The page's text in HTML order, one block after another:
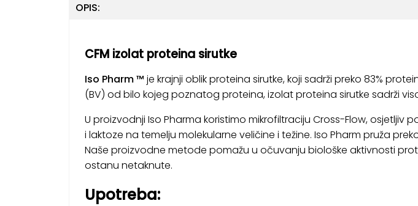
OPIS:
CFM izolat proteina sirutke
Iso Pharm ™ je krajnji oblik proteina sirutke, koji sadrži preko 83%
(BV) od bilo kojeg poznatog proteina, izolat proteina sirutke sadrži
U proizvodnji Iso Pharma koristimo mikrofiltraciju Cross-Flow,
i laktoze na temelju molekularne veličine i težine. Iso Pharm pruža
Naše proizvodne metode pomažu u očuvanju biološke aktivnosti
ostanu netaknute.
Upotreba: